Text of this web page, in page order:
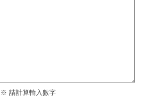
※ 請計算輸入數字